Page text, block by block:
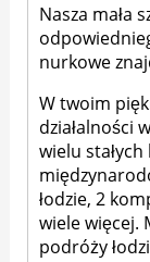
Nasza mała
nurkowe
W twoim
działalności
wielu
łodzie, 2
wiele więcej.
podróży